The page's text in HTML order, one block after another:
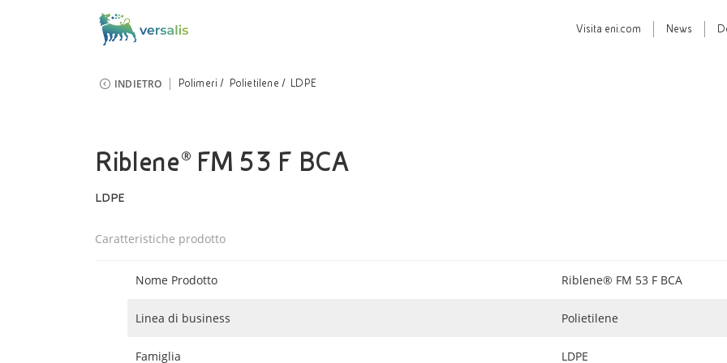
Visita eni.com News
INDIETRO Polimeri Polietilene LDPE
Riblene® FM 53 F BCA
LDPE
Caratteristiche prodotto
Nome Prodotto Riblene® FM 53 F BCA
Linea di business Polietilene
Famiglia LDPE